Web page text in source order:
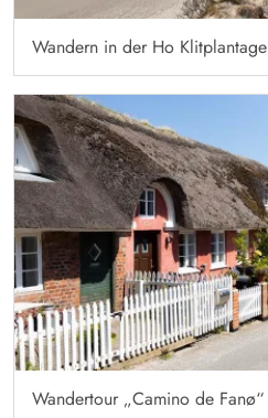
Wandern in der Ho Klitplantage
Wandertour „Camino de Fanø“